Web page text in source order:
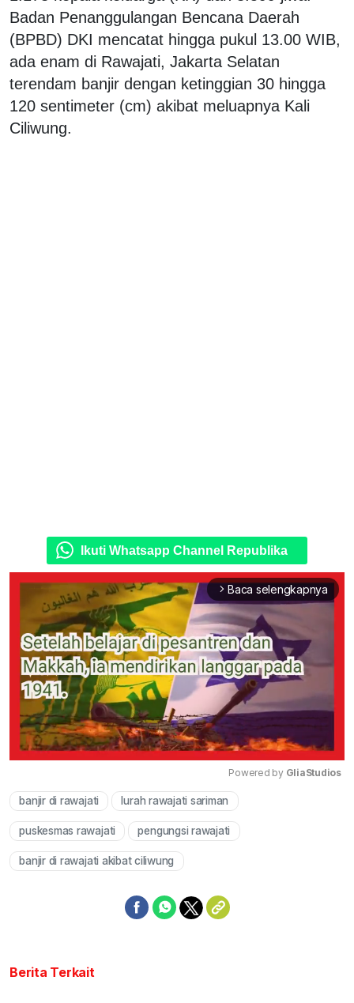
Badan Penanggulangan Bencana Daerah
(BPBD) DKI mencatat hingga pukul 13.00 WIB,
ada enam di Rawajati, Jakarta Selatan
terendam banjir dengan ketinggian 30 hingga
120 sentimeter (cm) akibat meluapnya Kali
Ciliwung.
Ikuti Whatsapp Channel Republika
arrow_forward_ios Baca selengkapnya
Powered by GliaStudios
banjir di rawajati lurah rawajati sariman
puskesmas rawajati pengungsi rawajati
banjir di rawajati akibat ciliwung
Berita Terkait